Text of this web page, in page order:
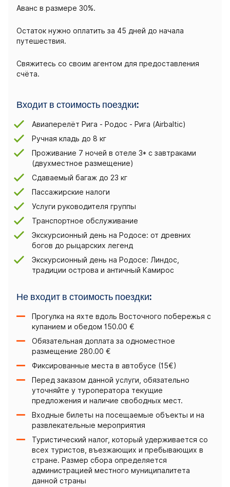
Аванс в размере 30%.
Остаток нужно оплатить за 45 дней до начала
путешествия.
Свяжитесь со своим агентом для предоставления
счёта.
Входит в стоимость поездки:
Авиаперелёт Рига - Родос - Рига (Airbaltic)
Ручная кладь до 8 кг
Проживание 7 ночей в отеле 3* с завтраками
(двухместное размещение)
Сдаваемый багаж до 23 кг
Пассажирские налоги
Услуги руководителя группы
Транспортное обслуживание
Экскурсионный день на Родосе: от древних
богов до рыцарских легенд
Экскурсионный день на Родосе: Линдос,
традиции острова и античный Камирос
Не входит в стоимость поездки:
Прогулка на яхте вдоль Восточного побережья с
купанием и обедом 150.00 €
Обязательная доплата за одноместное
размещение 280.00 €
Фиксированные места в автобусе (15€)
Перед заказом данной услуги, обязательно
уточняйте у туроператора текущие
предложения и наличие свободных мест.
Входные билеты на посещаемые объекты и на
развлекательные мероприятия
Туристический налог, который удерживается со
всех туристов, въезжающих и пребывающих в
стране. Размер сбора определяется
администрацией местного муниципалитета
данной страны